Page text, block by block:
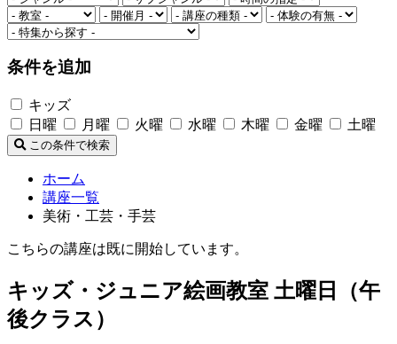
条件を追加
キッズ
日曜
月曜 火曜 水曜 木曜 金曜 土曜
この条件で検索
ホーム
講座一覧
美術・工芸・手芸
こちらの講座は既に開始しています。
キッズ・ジュニア絵画教室 土曜日（午
後クラス）